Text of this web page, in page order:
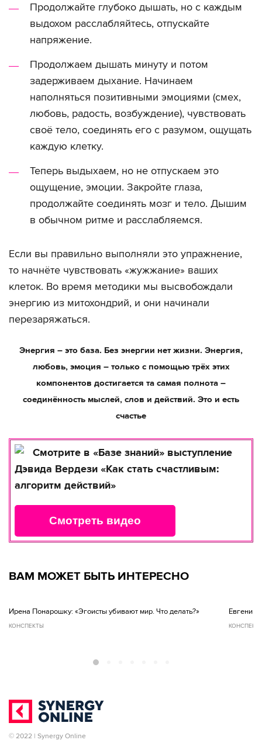
Продолжайте глубоко дышать, но с каждым
выдохом расслабляйтесь, отпускайте
напряжение.
Продолжаем дышать минуту и потом
задерживаем дыхание. Начинаем
наполняться позитивными эмоциями (смех,
любовь, радость, возбуждение), чувствовать
своё тело, соединять его с разумом, ощущать
каждую клетку.
Теперь выдыхаем, но не отпускаем это
ощущение, эмоции. Закройте глаза,
продолжайте соединять мозг и тело. Дышим
в обычном ритме и расслабляемся.
Если вы правильно выполняли это упражнение,
то начнёте чувствовать «жужжание» ваших
клеток. Во время методики мы высвобождали
энергию из митохондрий, и они начинали
перезаряжаться.
Энергия – это база. Без энергии нет жизни. Энергия,
любовь, эмоция – только с помощью трёх этих
компонентов достигается та самая полнота –
соединённость мыслей, слов и действий. Это и есть
счастье
Смотрите в «Базе знаний» выступление
Дэвида Вердези «Как стать счастливым:
алгоритм действий»
Смотреть видео
ВАМ МОЖЕТ БЫТЬ ИНТЕРЕСНО
Ирена Понарошку: «Эгоисты убивают мир. Что делать?»
КОНСПЕКТЫ
Евгений
© 2022 | Synergy Online